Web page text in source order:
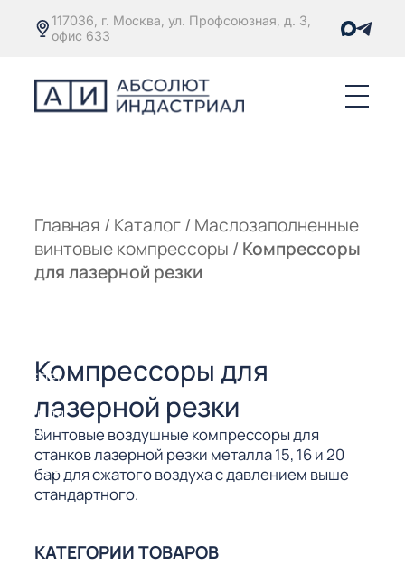
117036, г. Москва, ул. Профсоюзная, д. 3,
офис 633
Главная / Каталог/ Маслозаполненные
винтовые компрессоры / Компрессоры
для лазерной резки
Компрессоры для
лазерной резки
Винтовые воздушные компрессоры для
станков лазерной резки металла 15, 16 и 20
бар для сжатого воздуха с давлением выше
стандартного.
КАТЕГОРИИ ТОВАРОВ
ДЛЯ
РЕЗКИ